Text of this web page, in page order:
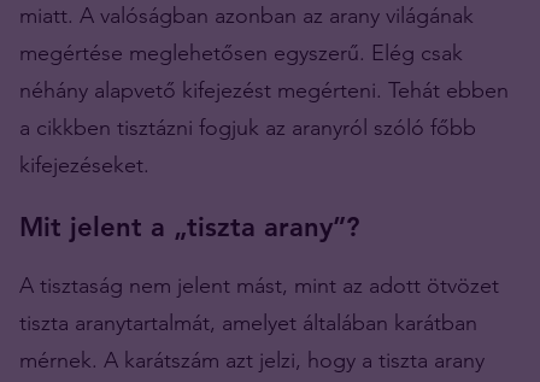
miatt. A valóságban azonban az arany világának
megértése meglehetősen egyszerű. Elég csak
néhány alapvető kifejezést megérteni. Tehát ebben
a cikkben tisztázni fogjuk az aranyról szóló főbb
kifejezéseket.
Mit jelent a „tiszta arany”?
A tisztaság nem jelent mást, mint az adott ötvözet
tiszta aranytartalmát, amelyet általában karátban
mérnek. A karátszám azt jelzi, hogy a tiszta arany